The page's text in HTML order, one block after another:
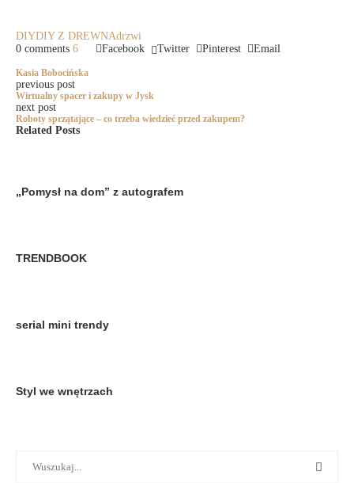
DIYDIY Z DREWNAdrzwi
0 comments 6 Facebook Twitter Pinterest Email
Kasia Bobocińska
previous post
Wirtualny spacer i zakupy w Jysk
next post
Roboty sprzątające – co trzeba wiedzieć przed zakupem?
Related Posts
„Pomysł na dom” z autografem
TRENDBOOK
serial mini trendy
Styl we wnętrzach